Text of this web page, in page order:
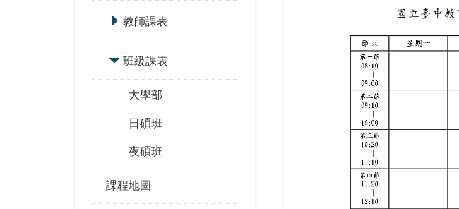
教師課表
班級課表
大學部
日碩班
夜碩班
課程地圖